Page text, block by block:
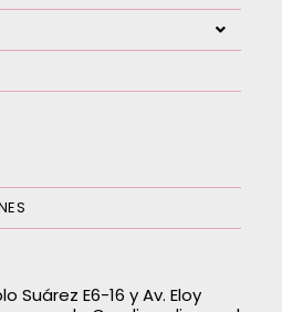
Suárez E6-16 y Av. Eloy